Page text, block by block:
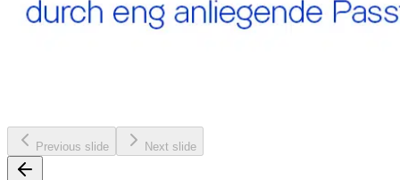
Previous slide Next slide